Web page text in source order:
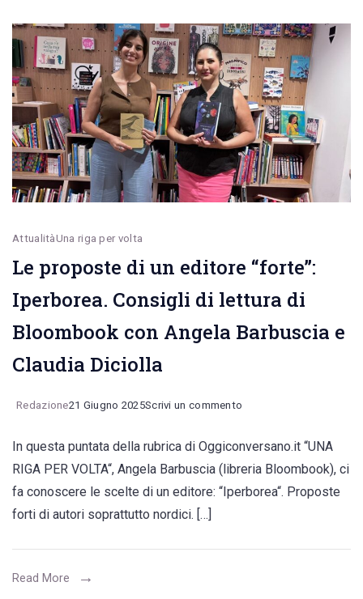
Significa
chiedere
scusa,
agli
alberi
bruciati…”
(Hend
Joudah)
AttualitàUna riga per volta
Le proposte di un editore “forte”:
Iperborea. Consigli di lettura di
Bloombook con Angela Barbuscia e
Claudia Diciolla
Redazione21 Giugno 2025Scrivi un commento
proposte
di
“forte”:
In questa puntata della rubrica di Oggiconversano.it “UNA
RIGA PER VOLTA“, Angela Barbuscia (libreria Bloombook), ci
fa conoscere le scelte di un editore: “Iperborea“. Proposte
forti di autori soprattutto nordici. […]
Read More